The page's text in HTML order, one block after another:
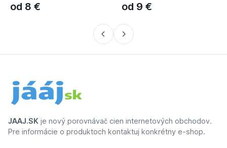
od 8 € od 9 €
JAAJ.SK je nový porovnávač cien internetových obchodov.
Pre informácie o produktoch kontaktuj konkrétny e-shop.